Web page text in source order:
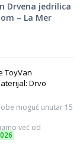
Drvena jedrilica
– La Mer
ToyVan
Drvo
moguć unutar 15
već od